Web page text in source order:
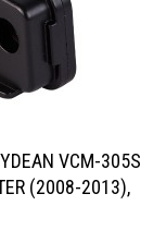
VCM-305S
(2008-2013),